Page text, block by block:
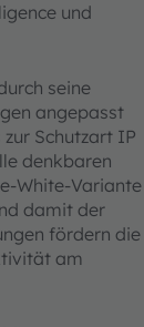
und
seine
angepasst
Schutzart IP
denkbaren
White-Variante
damit der
fördern die
am